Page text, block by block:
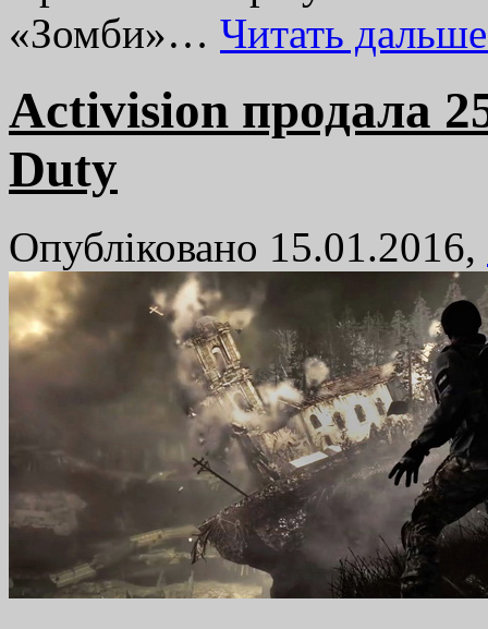
«Зомби»… Читать
Activision продала
Duty
Опубліковано 15.01.2016,